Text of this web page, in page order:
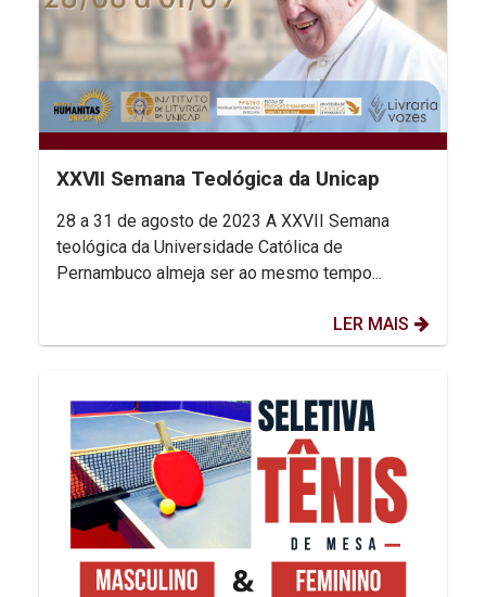
XXVII Semana Teológica da Unicap
28 a 31 de agosto de 2023 A XXVII Semana
teológica da Universidade Católica de
Pernambuco almeja ser ao mesmo tempo...
LER MAIS